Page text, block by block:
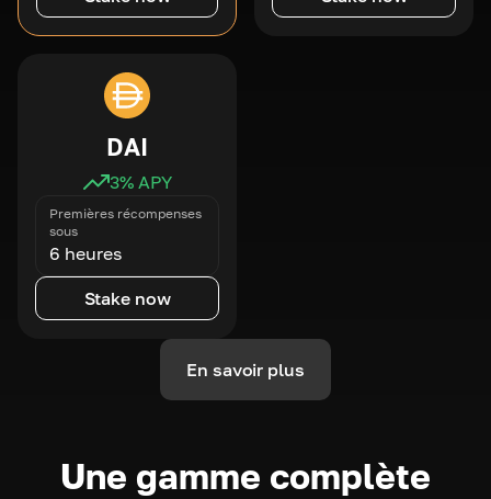
DAI
3% APY
Premières récompenses
sous
6 heures
Stake now
En savoir plus
Une gamme complète